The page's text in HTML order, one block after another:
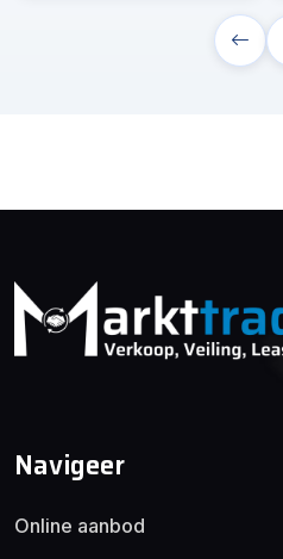
Navigeer
Online aanbod